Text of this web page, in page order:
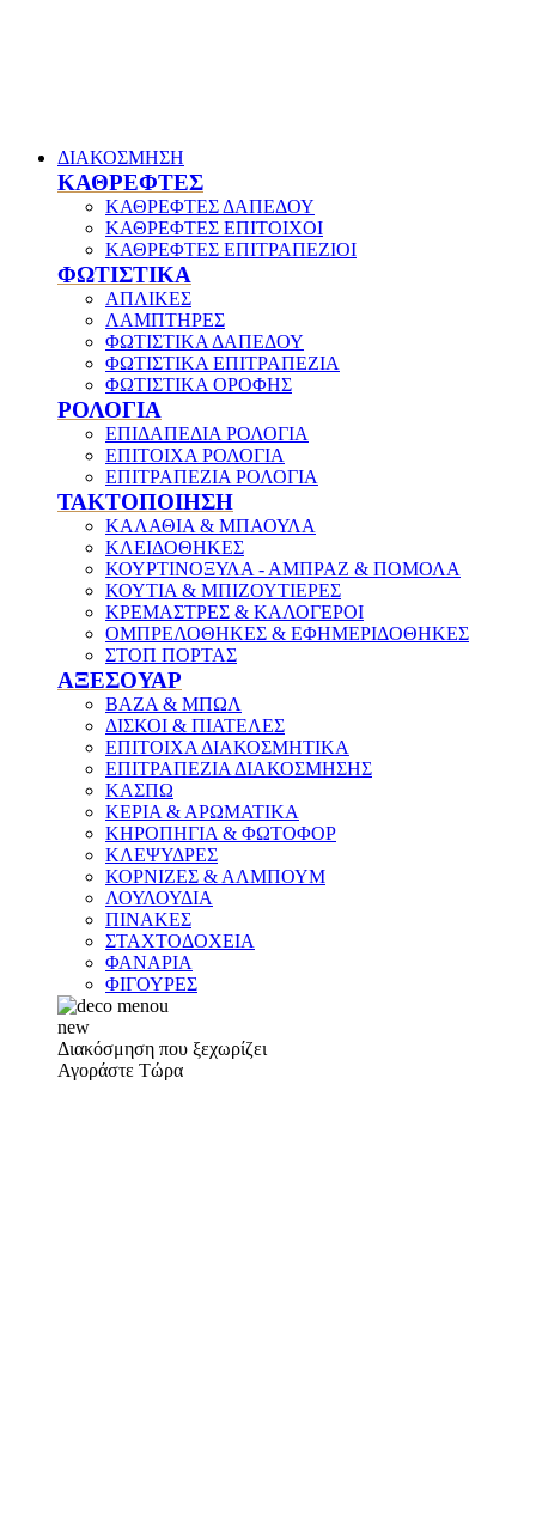
ΔΙΑΚΟΣΜΗΣΗ
ΚΑΘΡΕΦΤΕΣ
ΚΑΘΡΕΦΤΕΣ ΔΑΠΕΔΟΥ
ΚΑΘΡΕΦΤΕΣ ΕΠΙΤΟΙΧΟΙ
ΚΑΘΡΕΦΤΕΣ ΕΠΙΤΡΑΠΕΖΙΟΙ
ΦΩΤΙΣΤΙΚΑ
ΑΠΛΙΚΕΣ
ΛΑΜΠΤΗΡΕΣ
ΦΩΤΙΣΤΙΚΑ ΔΑΠΕΔΟΥ
ΦΩΤΙΣΤΙΚΑ ΕΠΙΤΡΑΠΕΖΙΑ
ΦΩΤΙΣΤΙΚΑ ΟΡΟΦΗΣ
ΡΟΛΟΓΙΑ
ΕΠΙΔΑΠΕΔΙΑ ΡΟΛΟΓΙΑ
ΕΠΙΤΟΙΧΑ ΡΟΛΟΓΙΑ
ΕΠΙΤΡΑΠΕΖΙΑ ΡΟΛΟΓΙΑ
ΤΑΚΤΟΠΟΙΗΣΗ
ΚΑΛΑΘΙΑ & ΜΠΑΟΥΛΑ
ΚΛΕΙΔΟΘΗΚΕΣ
ΚΟΥΡΤΙΝΟΞΥΛΑ - ΑΜΠΡΑΖ & ΠΟΜΟΛΑ
ΚΟΥΤΙΑ & ΜΠΙΖΟΥΤΙΕΡΕΣ
ΚΡΕΜΑΣΤΡΕΣ & ΚΑΛΟΓΕΡΟΙ
ΟΜΠΡΕΛΟΘΗΚΕΣ & ΕΦΗΜΕΡΙΔΟΘΗΚΕΣ
ΣΤΟΠ ΠΟΡΤΑΣ
ΑΞΕΣΟΥΑΡ
ΒΑΖΑ & ΜΠΩΛ
ΔΙΣΚΟΙ & ΠΙΑΤΕΛΕΣ
ΕΠΙΤΟΙΧΑ ΔΙΑΚΟΣΜΗΤΙΚΑ
ΕΠΙΤΡΑΠΕΖΙΑ ΔΙΑΚΟΣΜΗΣΗΣ
ΚΑΣΠΩ
ΚΕΡΙΑ & ΑΡΩΜΑΤΙΚΑ
ΚΗΡΟΠΗΓΙΑ & ΦΩΤΟΦΟΡ
ΚΛΕΨΥΔΡΕΣ
ΚΟΡΝΙΖΕΣ & ΑΛΜΠΟΥΜ
ΛΟΥΛΟΥΔΙΑ
ΠΙΝΑΚΕΣ
ΣΤΑΧΤΟΔΟΧΕΙΑ
ΦΑΝΑΡΙΑ
ΦΙΓΟΥΡΕΣ
new
Διακόσμηση που ξεχωρίζει
Αγοράστε Τώρα